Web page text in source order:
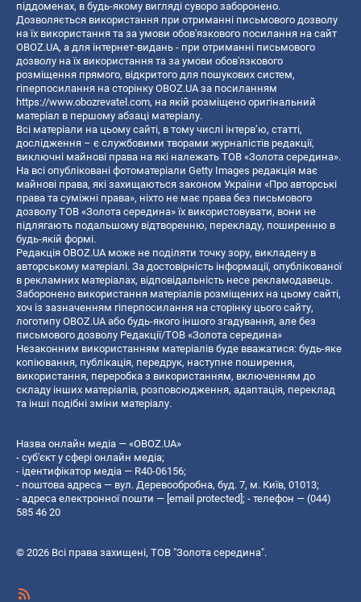
піддоменах, в будь-якому вигляді суворо заборонено.
Дозволяється використання при отриманні письмового дозволу
на їх використання та за умови обов'язкового посилання на сайт
OBOZ.UA, а для інтернет-видань - при отриманні письмового
дозволу на їх використання та за умови обов'язкового
розміщення прямого, відкритого для пошукових систем,
гіперпосилання на сторінку OBOZ.UA за посиланням
https://www.obozrevatel.com, на якій розміщено оригінальний
матеріал в першому абзаці матеріалу.
Всі матеріали на цьому сайті, в тому числі інтерв’ю, статті,
дослідження – є службовими творами журналістів редакції,
виключні майнові права на які належать ТОВ «Золота середина».
На всі опубліковані фотоматеріали Getty Images редакція має
майнові права, які захищаються законом України «Про авторські
права та суміжні права», ніхто не має права без письмового
дозволу ТОВ «Золота середина» їх використовувати, вони не
підлягають подальшому відтворенню, перекладу, поширенню в
будь-якій формі.
Редакція OBOZ.UA може не поділяти точку зору, викладену в
авторському матеріалі. За достовірність інформації, опублікованої
в рекламних матеріалах, відповідальність несе рекламодавець.
Заборонено використання матеріалів розміщених на цьому сайті,
хоч із зазначенням гіперпосилання на сторінку цього сайту,
логотипу OBOZ.UA або будь-якого іншого згадування, але без
письмового дозволу Редакції/ТОВ «Золота середина»
Незаконним використанням матеріалів буде вважатися: будь-яке
копiювання, публiкацiя, передрук, наступне поширення,
використання, переробка з використанням, включенням до
складу інших матеріалів, розповсюдження, адаптація, переклад
та інші подібні зміни матеріалу.
Назва онлайн медіа — «OBOZ.UA»
- суб'єкт у сфері онлайн медіа;
- ідентифікатор медіа — R40-06156;
- поштова адреса — вул. Деревообробна, буд. 7, м. Київ, 01013;
- адреса електронної пошти — [email protected]; - телефон — (044)
585 46 20
© 2026 Всі права захищені, ТОВ "Золота середина".